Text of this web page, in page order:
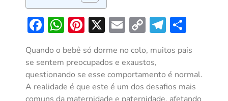
Facebook
WhatsApp
Pinterest
X EmailCopy
Quando o bebê só dorme no colo, muitos pais
se sentem preocupados e exaustos,
questionando se esse comportamento é normal.
A realidade é que este é um dos desafios mais